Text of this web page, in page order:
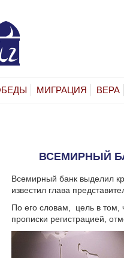
МИГРАЦИЯ ВЕРА
ВСЕМИРНЫЙ
Всемирный банк выделил
известил глава
По его словам, цель в том,
прописки регистрацией,